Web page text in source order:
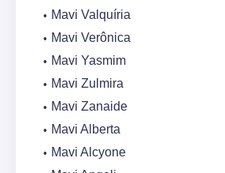
Mavi Valquíria
Mavi Verônica
Mavi Yasmim
Mavi Zulmira
Mavi Zanaide
Mavi Alberta
Mavi Alcyone